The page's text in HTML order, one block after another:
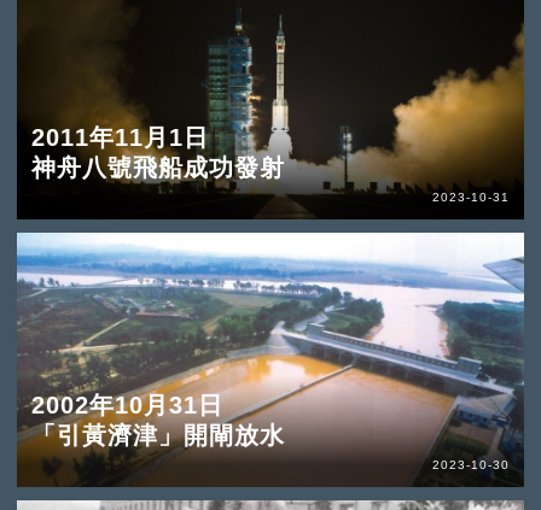
2011年11月1日
神舟八號飛船成功發射
2023-10-31
2002年10月31日
「引黃濟津」開閘放水
2023-10-30